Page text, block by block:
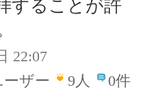
することが許
22:07
ザー
9人 0件